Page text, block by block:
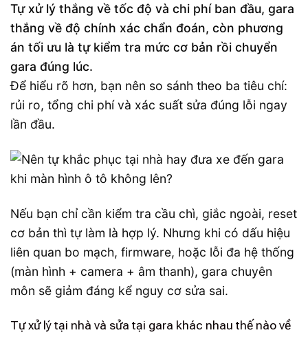
Tự xử lý thắng về tốc độ và chi phí ban đầu, gara
thắng về độ chính xác chẩn đoán, còn phương
án tối ưu là tự kiểm tra mức cơ bản rồi chuyển
gara đúng lúc.
Để hiểu rõ hơn, bạn nên so sánh theo ba tiêu chí:
rủi ro, tổng chi phí và xác suất sửa đúng lỗi ngay
lần đầu.
Nếu bạn chỉ cần kiểm tra cầu chì, giắc ngoài, reset
cơ bản thì tự làm là hợp lý. Nhưng khi có dấu hiệu
liên quan bo mạch, firmware, hoặc lỗi đa hệ thống
(màn hình + camera + âm thanh), gara chuyên
môn sẽ giảm đáng kể nguy cơ sửa sai.
Tự xử lý tại nhà và sửa tại gara khác nhau thế nào về